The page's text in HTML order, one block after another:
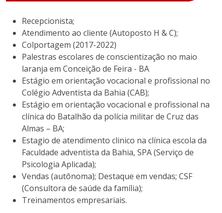
Recepcionista;
Atendimento ao cliente (Autoposto H & C);
Colportagem (2017-2022)
Palestras escolares de conscientização no maio
laranja em Conceição de Feira - BA
Estágio em orientação vocacional e profissional no
Colégio Adventista da Bahia (CAB);
Estágio em orientação vocacional e profissional na
clínica do Batalhão da polícia militar de Cruz das
Almas – BA;
Estagio de atendimento clinico na clínica escola da
Faculdade adventista da Bahia, SPA (Serviço de
Psicologia Aplicada);
Vendas (autônoma); Destaque em vendas; CSF
(Consultora de saúde da família);
Treinamentos empresariais.